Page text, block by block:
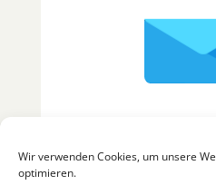
Wir verwenden Cookies, um unsere
optimieren.